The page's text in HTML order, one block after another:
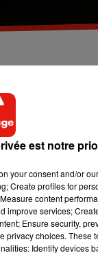
de leur
de renverser
Selon la chaine
la
est notre
your consent and/or
Create profiles for
content
improve services;
Ensure security,
choices. These
Identify devices